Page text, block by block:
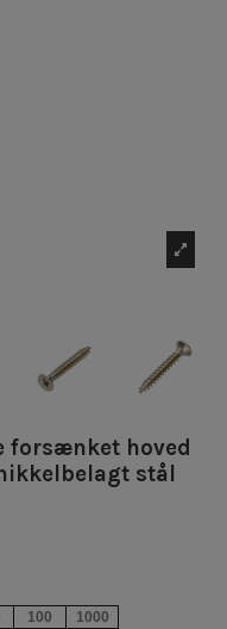
forsænket hoved
stål
100 1000